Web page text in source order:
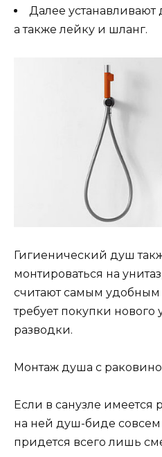
Далее
а также лейку и шланг.
Гигиенический душ
монтироваться на
считают самым
требует покупки нового
разводки.
Монтаж душа с
Если в санузле имеется
на ней душ-биде совсем
придется всего лишь